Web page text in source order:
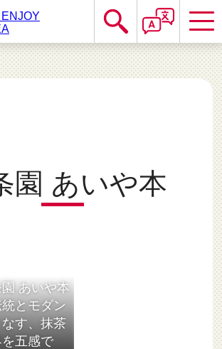
園 あいや本
園 あいや本
とモダン
す、抹茶
五感で